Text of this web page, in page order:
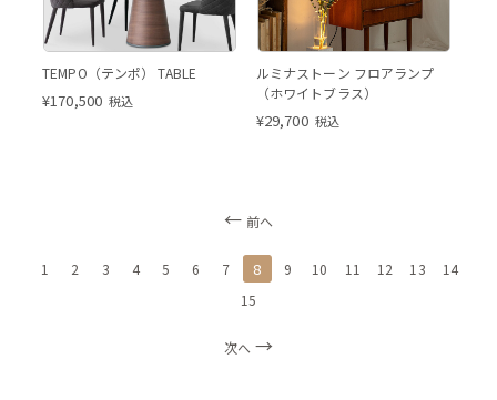
TEMPO（テンポ） TABLE
¥170,500 税込
ルミナストーン フロアランプ
（ホワイトブラス）
¥29,700 税込
前へ
1 2 3 4 5 6 7 8 9 10 11 12 13
14
15
次へ